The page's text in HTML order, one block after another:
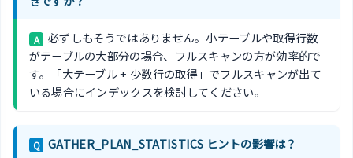
A
必ずしもそうではありません。小テーブルや取得行数
がテーブルの大部分の場合、フルスキャンの方が効率的で
す。「大テーブル + 少数行の取得」でフルスキャンが出て
いる場合にインデックスを検討してください。
Q GATHER_PLAN_STATISTICS ヒントの影響は？